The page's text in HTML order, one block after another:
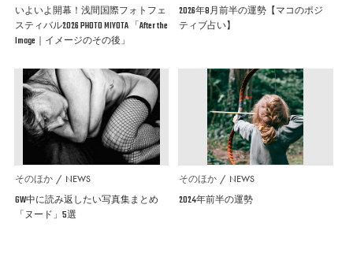
いよいよ開幕！浅間国際フォトフェ
スティバル2026 PHOTO MIYOTA 「After the
Image｜イメージのその後」
2026年8月前半の運勢【マコのポジ
ティブ占い】
そのほか NEWS
GW中に読み返したい写真集まとめ
「ヌード」5選
そのほか NEWS
2024年前半の運勢